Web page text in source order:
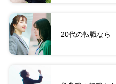
20代の転職なら